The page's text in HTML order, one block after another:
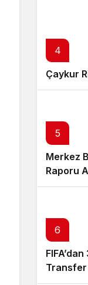
4
Çaykur
5
Merkez
Raporu
6
Transfer